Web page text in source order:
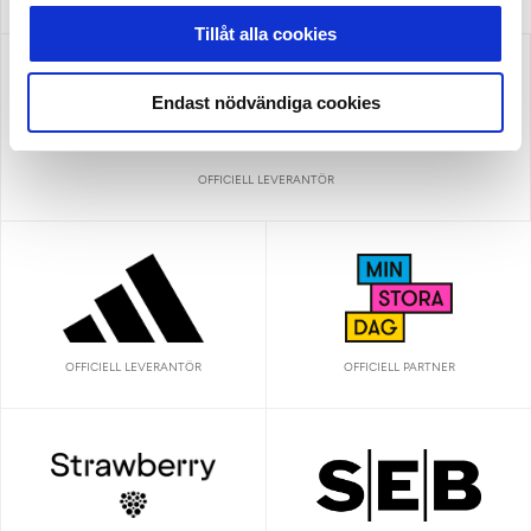
Tillåt alla cookies
Endast nödvändiga cookies
ALLSVENSKAN
OFFICIELL LEVERANTÖR
OFFICIELL LEVERANTÖR OFFICIELL PARTNER